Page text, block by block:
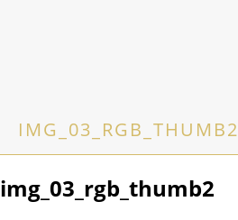
IMG_03_RGB_THUMB2
img_03_rgb_thumb2